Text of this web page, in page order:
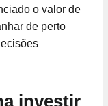
o valor de
de perto
investir